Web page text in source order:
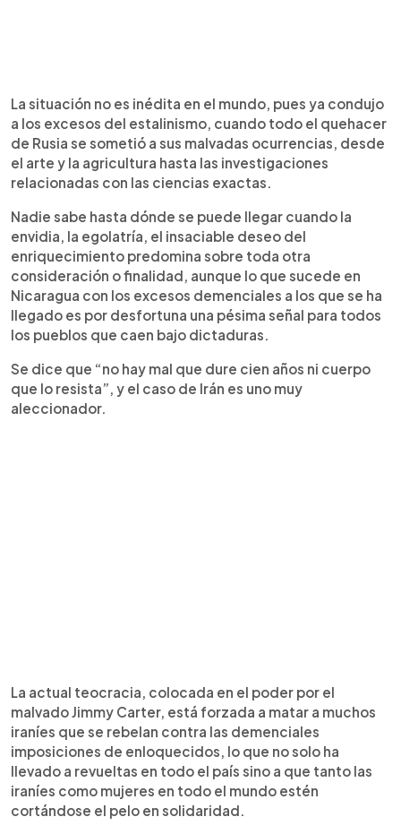
La situación no es inédita en el mundo, pues ya condujo
a los excesos del estalinismo, cuando todo el quehacer
de Rusia se sometió a sus malvadas ocurrencias, desde
el arte y la agricultura hasta las investigaciones
relacionadas con las ciencias exactas.
Nadie sabe hasta dónde se puede llegar cuando la
envidia, la egolatría, el insaciable deseo del
enriquecimiento predomina sobre toda otra
consideración o finalidad, aunque lo que sucede en
Nicaragua con los excesos demenciales a los que se ha
llegado es por desfortuna una pésima señal para todos
los pueblos que caen bajo dictaduras.
Se dice que “no hay mal que dure cien años ni cuerpo
que lo resista”, y el caso de Irán es uno muy
aleccionador.
La actual teocracia, colocada en el poder por el
malvado Jimmy Carter, está forzada a matar a muchos
iraníes que se rebelan contra las demenciales
imposiciones de enloquecidos, lo que no solo ha
llevado a revueltas en todo el país sino a que tanto las
iraníes como mujeres en todo el mundo estén
cortándose el pelo en solidaridad.